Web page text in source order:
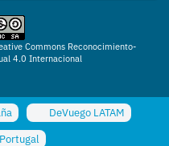
Commons Reconocimiento-
4.0 Internacional
DeVuego LATAM